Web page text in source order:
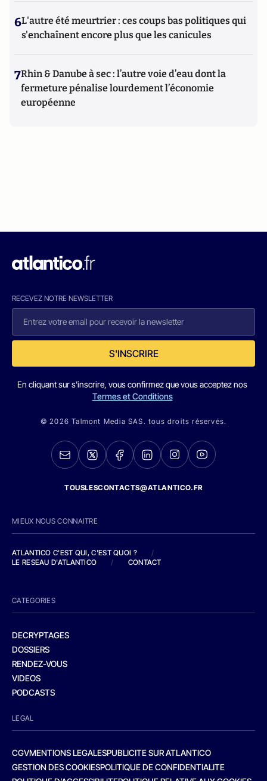
6L'autre été meurtrier : ces coups bas politiques qui
s'enchaînent encore plus que les canicules
7Rhin & Danube à sec : l’autre voie d’eau dont la
fermeture pénalise lourdement l’économie
européenne
RECEVEZ NOTRE NEWSLETTER
S'INSCRIRE
En cliquant sur s'inscrire, vous confirmez que vous acceptez nos
Termes et Conditions
© 2026 Talmont Media SAS. tous droits réservés.
TOUSLESCONTACTS@ATLANTICO.FR
MIEUX NOUS CONNAITRE
ATLANTICO C'EST QUI, C'EST QUOI ?
/
LE RESEAU D'ATLANTICO
/ CONTACT
CATEGORIES
DECRYPTAGES
DOSSIERS
RENDEZ-VOUS
VIDEOS
PODCASTS
LEGAL
CGVMENTIONS LEGALESPUBLICITE SUR ATLANTICO
GESTION DES COOKIESPOLITIQUE DE CONFIDENTIALITE